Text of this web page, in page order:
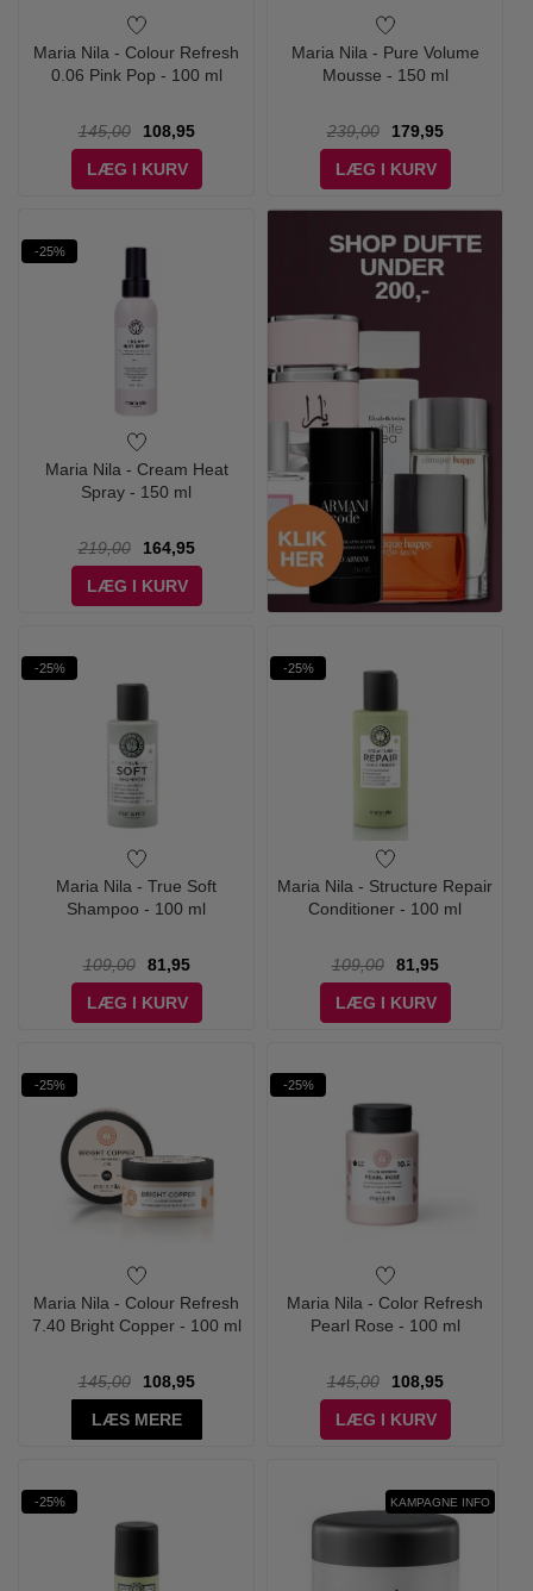
Maria Nila - Colour Refresh
0.06 Pink Pop - 100 ml
145,00
108,95
LÆG I KURV
Maria Nila - Pure Volume
Mousse - 150 ml
239,00
179,95
LÆG I KURV
-25%
Maria Nila - Cream Heat
Spray - 150 ml
219,00
164,95
LÆG I KURV
-25%
Maria Nila - True Soft
Shampoo - 100 ml
109,00
81,95
LÆG I KURV
-25%
Maria Nila - Structure Repair
Conditioner - 100 ml
109,00
81,95
LÆG I KURV
-25%
Maria Nila - Colour Refresh
7.40 Bright Copper - 100 ml
145,00
108,95
LÆS MERE
-25%
Maria Nila - Color Refresh
Pearl Rose - 100 ml
145,00
108,95
LÆG I KURV
-25% KAMPAGNE INFO